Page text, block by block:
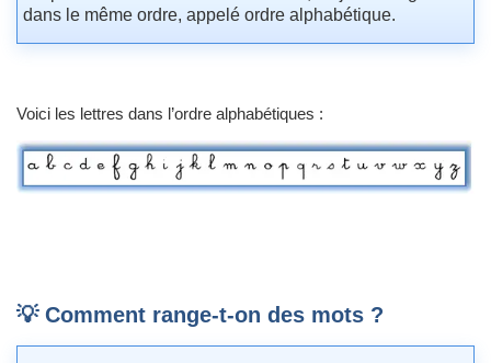
dans le même ordre, appelé ordre alphabétique.
Voici les lettres dans l’ordre alphabétiques :
💡 Comment range-t-on des mots ?